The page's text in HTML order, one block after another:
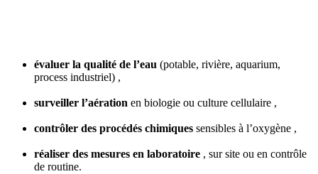
évaluer la qualité de l’eau (potable, rivière, aquarium,
process industriel) ,
surveiller l’aération en biologie ou culture cellulaire ,
contrôler des procédés chimiques sensibles à l’oxygène ,
réaliser des mesures en laboratoire , sur site ou en contrôle
de routine.